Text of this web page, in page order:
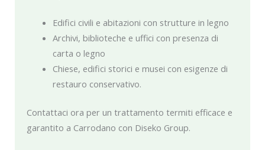
Edifici civili e abitazioni con strutture in legno
Archivi, biblioteche e uffici con presenza di
carta o legno
Chiese, edifici storici e musei con esigenze di
restauro conservativo.
Contattaci ora per un trattamento termiti efficace e
garantito a Carrodano con Diseko Group.